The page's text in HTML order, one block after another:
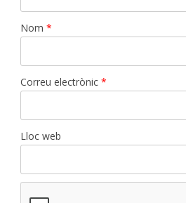
Nom *
Correu electrònic *
Lloc web